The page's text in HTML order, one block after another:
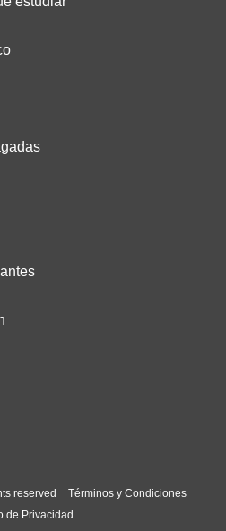
reserved
Términos y Condiciones
de Privacidad